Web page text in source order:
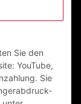
Sie den
YouTube,
Sie